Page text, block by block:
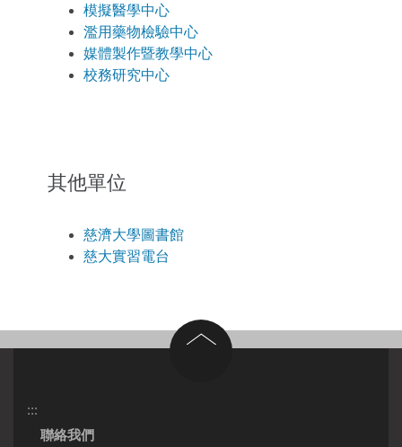
模擬醫學中心
濫用藥物檢驗中心
媒體製作暨教學中心
校務研究中心
其他單位
慈濟大學圖書館
慈大實習電台
回到頂部
:::
聯絡我們